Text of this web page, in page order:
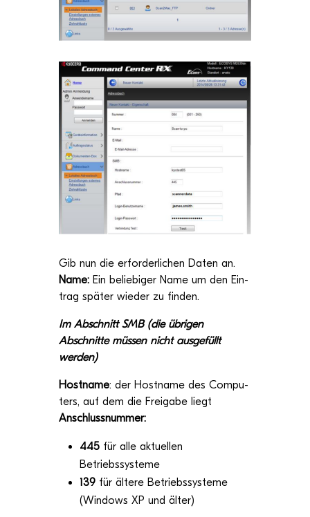
Gib nun die erfor­der­li­chen Daten an.
Name: Ein belie­bi­ger Name um den Ein­
trag spä­ter wie­der zu finden.
Im Abschnitt SMB (die übri­gen
Abschnitte müs­sen nicht aus­ge­füllt
werden)
Host­name: der Host­name des Com­pu­
ters, auf dem die Frei­gabe liegt
Anschluss­num­mer:
445 für alle aktu­el­len
Betriebssysteme
139 für ältere Betriebs­sys­teme
(Win­dows XP und älter)